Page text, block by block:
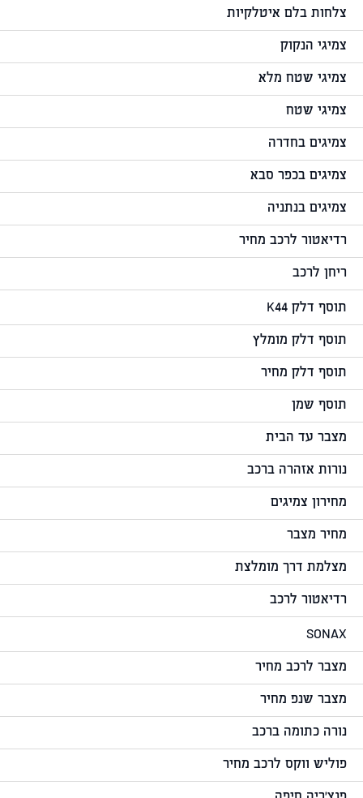
צלחות בלם איטלקיות
צמיגי הנקוק
צמיגי שטח מלא
צמיגי שטח
צמיגים בחדרה
צמיגים בכפר סבא
צמיגים בנתניה
רדיאטור לרכב מחיר
ריחן לרכב
תוסף דלק K44
תוסף דלק מומלץ
תוסף דלק מחיר
תוסף שמן
מצבר עד הבית
נורות אזהרה ברכב
מחירון צמיגים
מחיר מצבר
מצלמת דרך מומלצת
רדיאטור לרכב
SONAX
מצבר לרכב מחיר
מצבר שנפ מחיר
נורה כתומה ברכב
פוליש ווקס לרכב מחיר